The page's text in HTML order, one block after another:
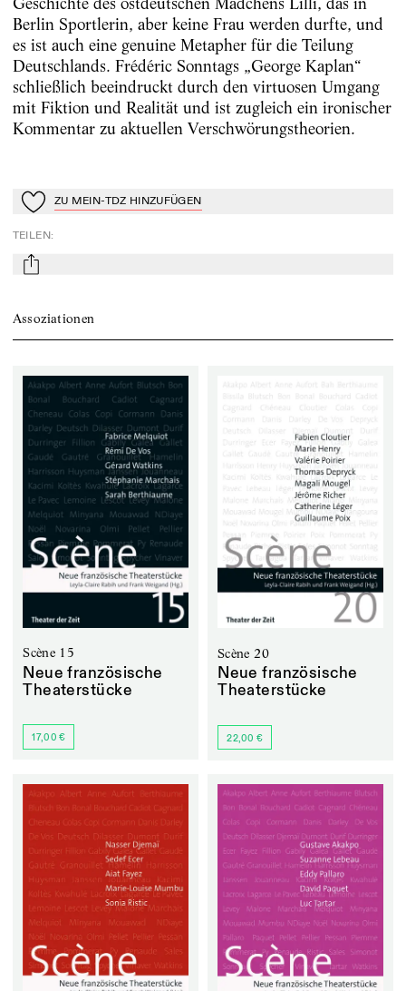
Berlin Sportlerin, aber keine Frau werden durfte, und
es ist auch eine genuine Metapher für die Teilung
Deutschlands. Frédéric Sonntags „George Kaplan“
schließlich beeindruckt durch den virtuosen Umgang
mit Fiktion und Realität und ist zugleich ein ironischer
Kommentar zu aktuellen Verschwörungstheorien.
Zu Mein-TdZ hinzufügen
ZU MEIN-TDZ HINZUFÜGEN
TEILEN:
mail
Assoziationen
Scène 15
Neue französische
Theaterstücke
17,00 €
Scène 20
Neue französische
Theaterstücke
22,00 €